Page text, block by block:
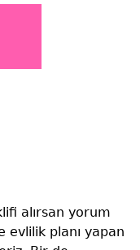
alırsan yorum
evlilik planı yapan